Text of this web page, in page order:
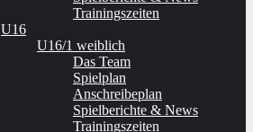
Trainingszeiten
U16
U16/1 weiblich
Das Team
Spielplan
Anschreibeplan
Spielberichte & News
Trainingszeiten